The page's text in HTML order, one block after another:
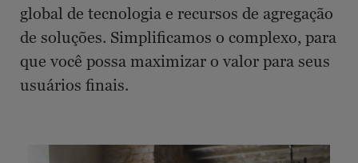
global de tecnologia e recursos de agregação
de soluções. Simplificamos o complexo, para
que você possa maximizar o valor para seus
usuários finais.